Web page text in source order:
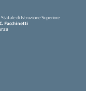
di Istruzione Superiore
Facchinetti